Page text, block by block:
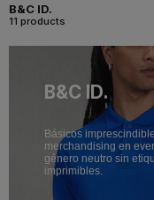
B&C ID.
11 products
B&C ID.
Básicos
merchandising en
género neutro sin
imprimibles.